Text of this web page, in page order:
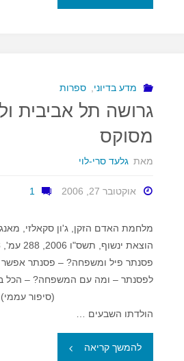
יותר"
מדע בדיוני ספרות
גרושה תל אביבית
מסוקס
מאת גלעד סרי-לוי
אוקטובר 27, 2006 1
מלחמת האדם הזקן, ג'ון סקאלזי,
פסנתר פיל ומשפחה? – פסנתר אפשר
לפסנתר – ומה עם המשפחה? – הכל
(סיפור עממי) ג'ון
הולדתו השבעים …
להמשך קריאה "גרושה